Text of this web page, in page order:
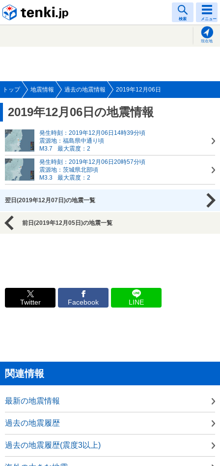
検索 メニュー
現在地
トップ 地震情報 過去の地震情報 2019年12月06日
2019年12月06日の地震情報
発生時刻：2019年12月06日14時39分頃
震源地：福島県中通り頃
M3.7
最大震度：2
発生時刻：2019年12月06日20時57分頃
震源地：茨城県北部頃
M3.3
最大震度：2
翌日(2019年12月07日)の地震一覧
前日(2019年12月05日)の地震一覧
Twitter Facebook LINE
関連情報
最新の地震情報
過去の地震履歴
過去の地震履歴(震度3以上)